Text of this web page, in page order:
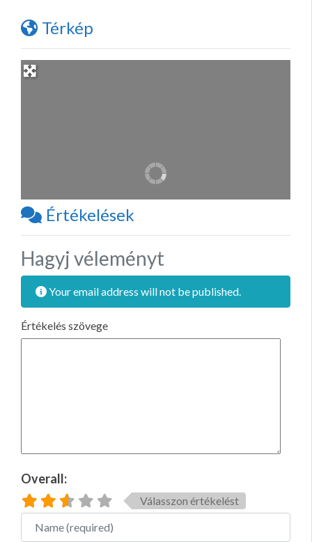
Térkép
Értékelések
Hagyj véleményt
Your email address will not be published.
Értékelés szövege
Overall:
Válasszon értékelést
Name